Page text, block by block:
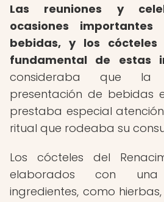
Las reuniones y
ocasiones
bebidas, y los
fundamental de estas
consideraba que la
presentación de bebidas
prestaba especial
ritual que rodeaba su
Los cócteles del
elaborados con
ingredientes, como